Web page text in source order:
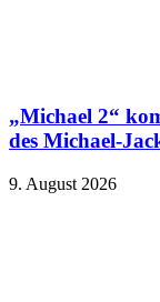
„Michael 2“
des Michael-
9. August 2026